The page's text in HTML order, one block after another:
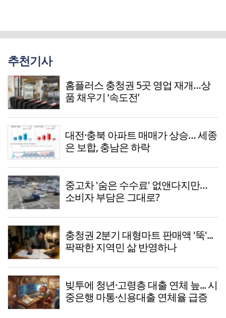
추천기사
홈플러스 충청권 5곳 영업 재개…상
품 채우기 ‘속도전’
대전·충북 아파트 매매가 상승… 세종
은 보합, 충남은 하락
중고차 '숨은 수수료' 없앤다지만…
소비자 부담은 그대로?
충청권 2분기 대형마트 판매액 '뚝'...
팍팍한 지역민 삶 반영하나
빚투에 청년·고령층 대출 연체 늪... 시
중은행 마통·신용대출 연체율 급증